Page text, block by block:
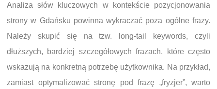
Analiza słów kluczowych w kontekście pozycjonowania
strony w Gdańsku powinna wykraczać poza ogólne frazy.
Należy skupić się na tzw. long-tail keywords, czyli
dłuższych, bardziej szczegółowych frazach, które często
wskazują na konkretną potrzebę użytkownika. Na przykład,
zamiast optymalizować stronę pod frazę „fryzjer”, warto